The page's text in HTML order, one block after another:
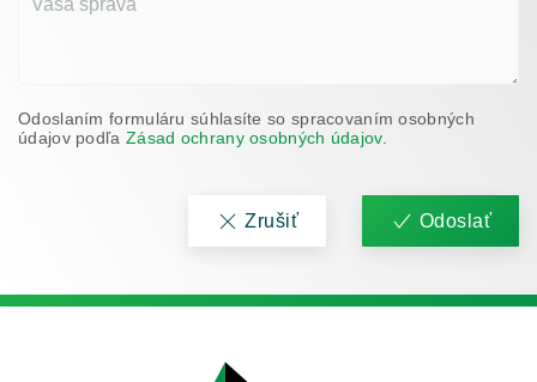
Odoslaním formuláru súhlasíte so spracovaním osobných
údajov podľa Zásad ochrany osobných údajov.
Zrušiť Odoslať